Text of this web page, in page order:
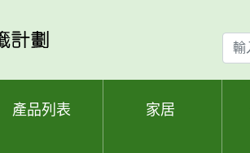
輸
入
查
產品列表 家居